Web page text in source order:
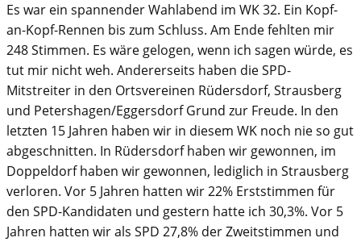
Es war ein spannender Wahlabend im WK 32. Ein Kopf-
an-Kopf-Rennen bis zum Schluss. Am Ende fehlten mir
248 Stimmen. Es wäre gelogen, wenn ich sagen würde, es
tut mir nicht weh. Andererseits haben die SPD-
Mitstreiter in den Ortsvereinen Rüdersdorf, Strausberg
und Petershagen/Eggersdorf Grund zur Freude. In den
letzten 15 Jahren haben wir in diesem WK noch nie so gut
abgeschnitten. In Rüdersdorf haben wir gewonnen, im
Doppeldorf haben wir gewonnen, lediglich in Strausberg
verloren. Vor 5 Jahren hatten wir 22% Erststimmen für
den SPD-Kandidaten und gestern hatte ich 30,3%. Vor 5
Jahren hatten wir als SPD 27,8% der Zweitstimmen und